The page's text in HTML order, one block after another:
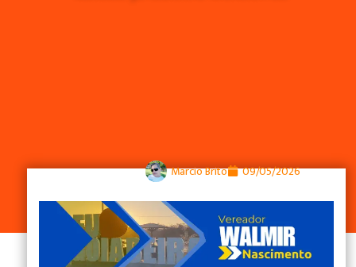
Marcio Brito 09/05/2026